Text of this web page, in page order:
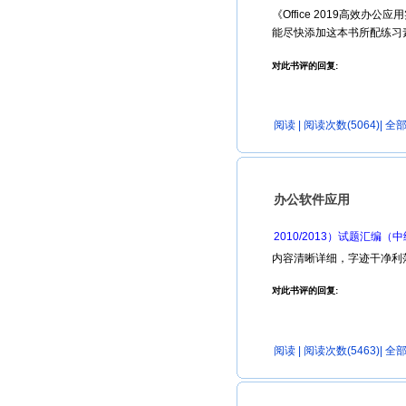
《Office 2019高效办公应
能尽快添加这本书所配练
对此书评的回复:
阅读 | 阅读次数(5064)| 全
办公软件应用
2010/2013）试题汇编（中
内容清晰详细，字迹干净
对此书评的回复:
阅读 | 阅读次数(5463)| 全